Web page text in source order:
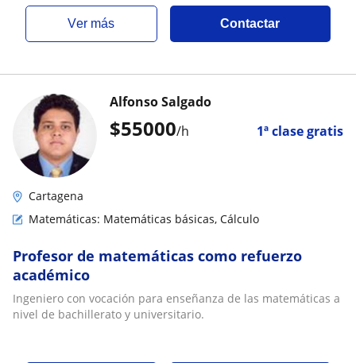
ver más Contactar
$55000/h 1ª clase gratis
Alfonso Salgado
Cartagena
Matemáticas: Matemáticas básicas, Cálculo
Profesor de matemáticas como refuerzo
académico
Ingeniero con vocación para enseñanza de las matemáticas a
nivel de bachillerato y universitario.